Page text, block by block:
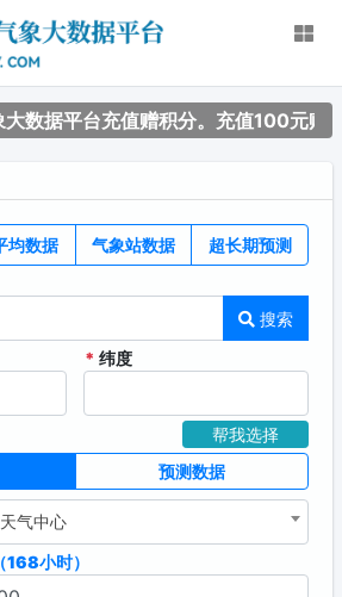
大数据平台充值赠积分。充值100
均数据 气象站数据
超长期预测
搜索
* 纬度
帮我选择
预测数据
气中心
小时）